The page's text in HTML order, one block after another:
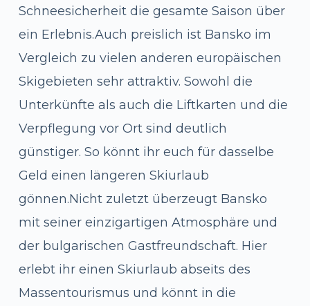
Schneesicherheit die gesamte Saison über
ein Erlebnis.Auch preislich ist Bansko im
Vergleich zu vielen anderen europäischen
Skigebieten sehr attraktiv. Sowohl die
Unterkünfte als auch die Liftkarten und die
Verpflegung vor Ort sind deutlich
günstiger. So könnt ihr euch für dasselbe
Geld einen längeren Skiurlaub
gönnen.Nicht zuletzt überzeugt Bansko
mit seiner einzigartigen Atmosphäre und
der bulgarischen Gastfreundschaft. Hier
erlebt ihr einen Skiurlaub abseits des
Massentourismus und könnt in die